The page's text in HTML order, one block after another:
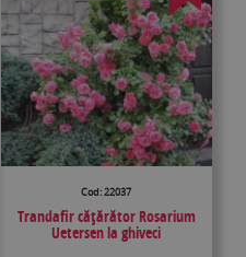
Cod: 22037
Trandafir căţărător Rosarium
Uetersen la ghiveci